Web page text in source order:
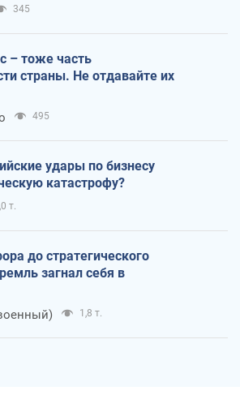
345
– тоже часть
страны. Не отдавайте их
495
удары по бизнесу
катастрофу?
т.
до стратегического
загнал себя в
1,8 т.